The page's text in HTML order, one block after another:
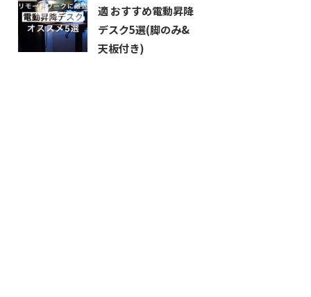
適 おすすめ電動昇降
デスク5選(脚のみ&
天板付き)